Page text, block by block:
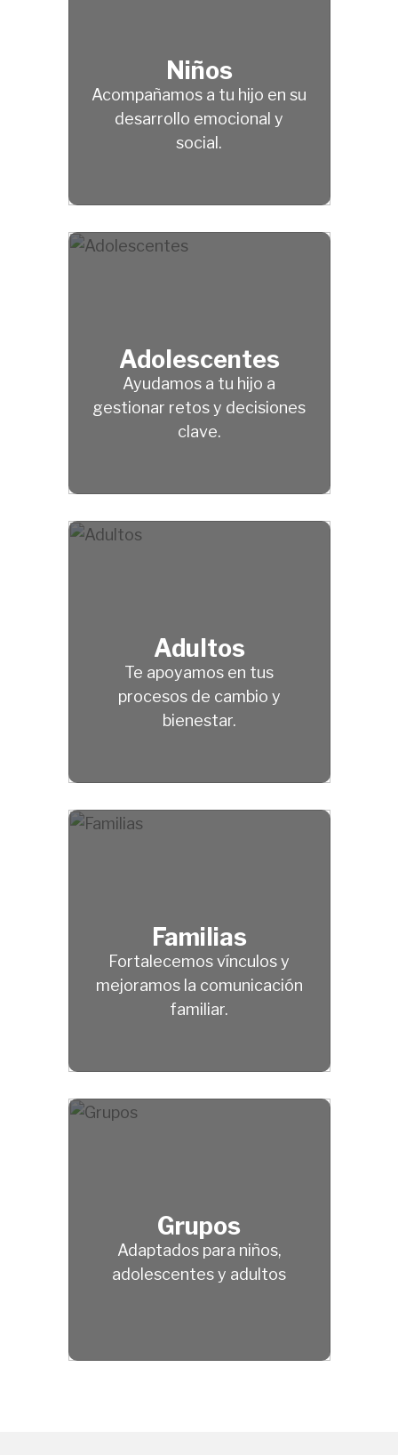
Niños
Acompañamos a tu hijo en su
desarrollo emocional y
social.
Adolescentes
Ayudamos a tu hijo a
gestionar retos y decisiones
clave.
Adultos
Te apoyamos en tus
procesos de cambio y
bienestar.
Familias
Fortalecemos vínculos y
mejoramos la comunicación
familiar.
Grupos
Adaptados para niños,
adolescentes y adultos